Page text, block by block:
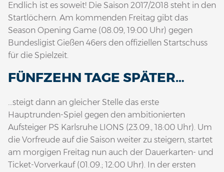
Endlich ist es soweit! Die Saison 2017/2018 steht in den
Startlöchern. Am kommenden Freitag gibt das
Season Opening Game (08.09, 19:00 Uhr) gegen
Bundesligist Gießen 46ers den offiziellen Startschuss
für die Spielzeit.
FÜNFZEHN TAGE SPÄTER…
…steigt dann an gleicher Stelle das erste
Hauptrunden-Spiel gegen den ambitionierten
Aufsteiger PS Karlsruhe LIONS (23.09., 18:00 Uhr). Um
die Vorfreude auf die Saison weiter zu steigern, startet
am morgigen Freitag nun auch der Dauerkarten- und
Ticket-Vorverkauf (01.09.; 12:00 Uhr). In der ersten